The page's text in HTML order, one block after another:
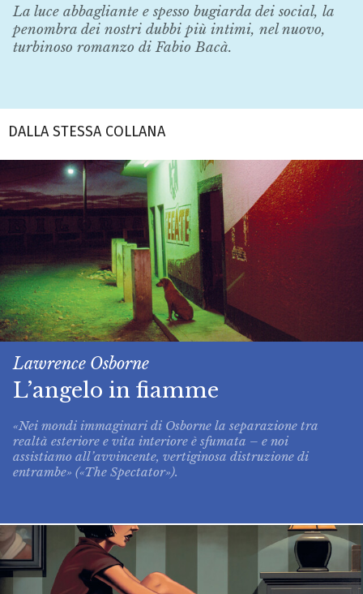
La luce abbagliante e spesso bugiarda dei social, la
penombra dei nostri dubbi più intimi, nel nuovo,
turbinoso romanzo di Fabio Bacà.
DALLA STESSA COLLANA
Lawrence Osborne
L’angelo in fiamme
«Nei mondi immaginari di Osborne la separazione tra
realtà esteriore e vita interiore è sfumata – e noi
assistiamo all’avvincente, vertiginosa distruzione di
entrambe» («The Spectator»).